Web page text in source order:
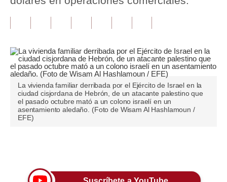
Finanzas Personales
Plus G
Opinión
Editorial
Pregunta de hoy
Lujo
La vivienda familiar derribada por el Ejército de Israel en la
ciudad cisjordana de Hebrón, de un atacante palestino que
el pasado octubre mató a un colono israelí en un
asentamiento aledaño. (Foto de Wisam Al Hashlamoun /
EFE)